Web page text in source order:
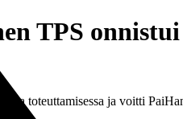
TPS
toteuttamisessa ja voitti